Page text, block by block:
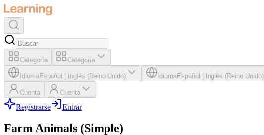
Categoría Categoría
IdiomaEspañol Inglés (Reino Unido) IdiomaEspañol Inglés (Reino Unido)
Cuenta Cuenta
Registrarse Entrar
Farm Animals (Simple)